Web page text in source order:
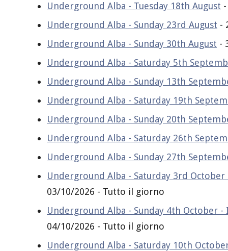
Underground Alba - Tuesday 18th August
Underground Alba - Sunday 23rd August -
Underground Alba - Sunday 30th August -
Underground Alba - Saturday 5th
Underground Alba - Sunday 13th
Underground Alba - Saturday 19th
Underground Alba - Sunday 20th
Underground Alba - Saturday 26th
Underground Alba - Sunday 27th
Underground Alba - Saturday 3rd
03/10/2026 - Tutto il giorno
Underground Alba - Sunday 4th October
04/10/2026 - Tutto il giorno
Underground Alba - Saturday 10th